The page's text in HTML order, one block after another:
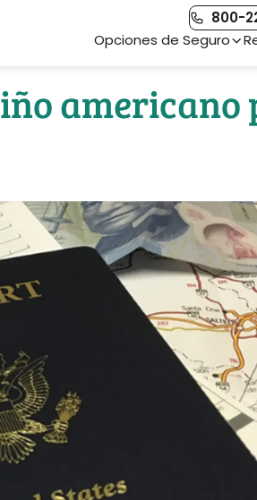
800-
Main Navigation
Opciones de Seguro
americano